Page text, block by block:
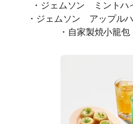
・ジェムソン ミントハ
・ジェムソン アップル
・自家製焼小籠包